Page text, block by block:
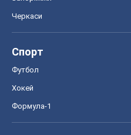
Черкаси
Спорт
Футбол
Хокей
Формула-1